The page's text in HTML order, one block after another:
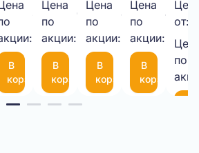
₽/
335,00 ₽/
шт.
В
корзину
3-
10-
75
(300*200мм)
Цена
по
акции:
6,50 ₽/
шт.
В
корзину
50
мкм
Цена
по
акции:
8,45 ₽/
шт.
В
корзину
мм
с
35
см
Цена
по
акции:
4,00
шт.
В
корзину
от:
по